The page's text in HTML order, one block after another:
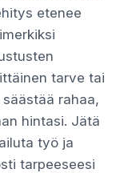
etenee
tarve tai
rahaa,
hintasi. Jätä
työ ja
tarpeeseesi